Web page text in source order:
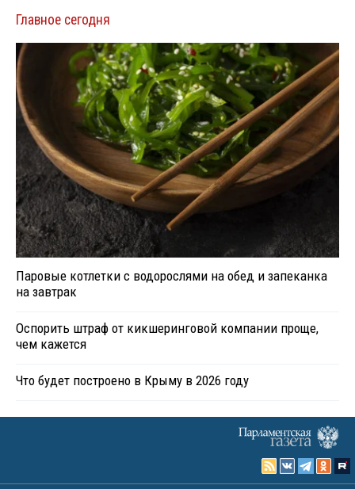
Главное сегодня
Паровые котлетки с водорослями на обед и запеканка
на завтрак
Оспорить штраф от кикшеринговой компании проще,
чем кажется
Что будет построено в Крыму в 2026 году